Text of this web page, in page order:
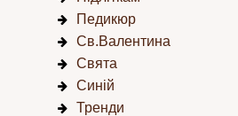
Педикюр
Св.Валентина
Свята
Синій
Тренди